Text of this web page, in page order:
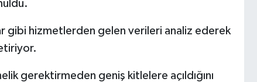
gibi hizmetlerden gelen verileri analiz ederek
gerektirmeden geniş kitlelere açıldığını